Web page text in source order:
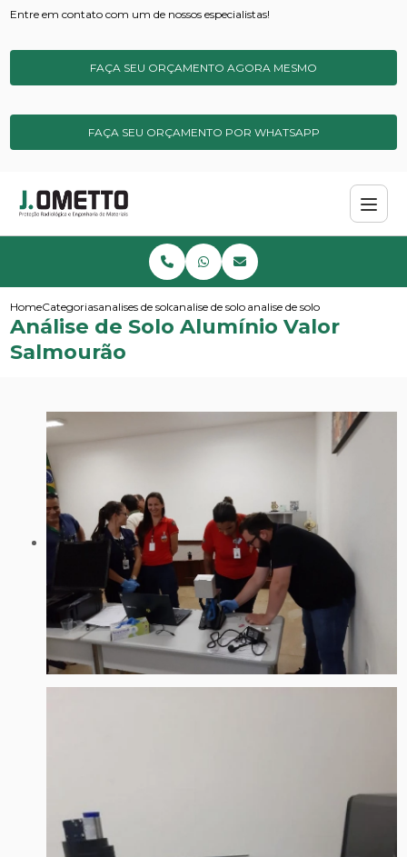
Entre em contato com um de nossos especialistas!
FAÇA SEU ORÇAMENTO AGORA MESMO
FAÇA SEU ORÇAMENTO POR WHATSAPP
HomeCategoriasanalises de solos e sedimentos
analise de solo simplesanalise de solo aluminio valor
Análise de Solo Alumínio Valor
Salmourão